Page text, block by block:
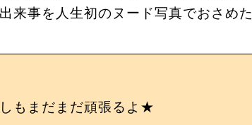
来事を人生初のヌード写真でおさめた
もまだまだ頑張るよ★